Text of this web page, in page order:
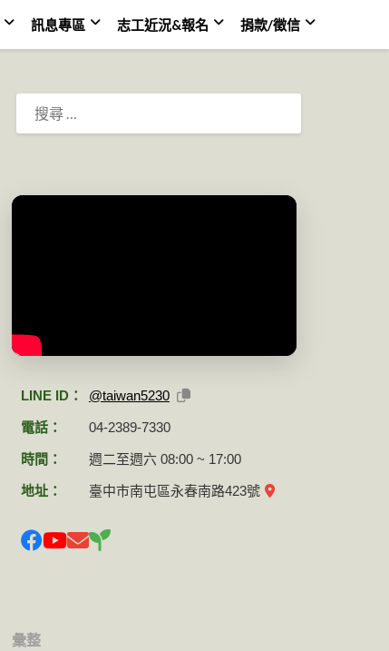
訊息專區 志工近況&報名 捐款/徵信
搜
尋：
LINE ID： @taiwan5230
電話： 04-2389-7330
時間： 週二至週六 08:00 ~ 17:00
地址： 臺中市南屯區永春南路423號
彙整